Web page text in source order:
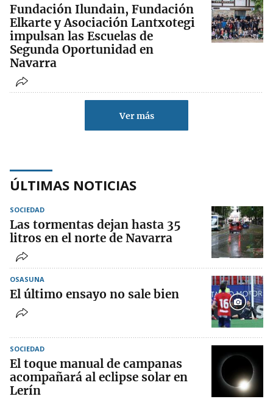
Fundación Ilundain, Fundación
Elkarte y Asociación Lantxotegi
impulsan las Escuelas de
Segunda Oportunidad en
Navarra
Ver más
ÚLTIMAS NOTICIAS
SOCIEDAD
Las tormentas dejan hasta 35
litros en el norte de Navarra
OSASUNA
El último ensayo no sale bien
SOCIEDAD
El toque manual de campanas
acompañará al eclipse solar en
Lerín